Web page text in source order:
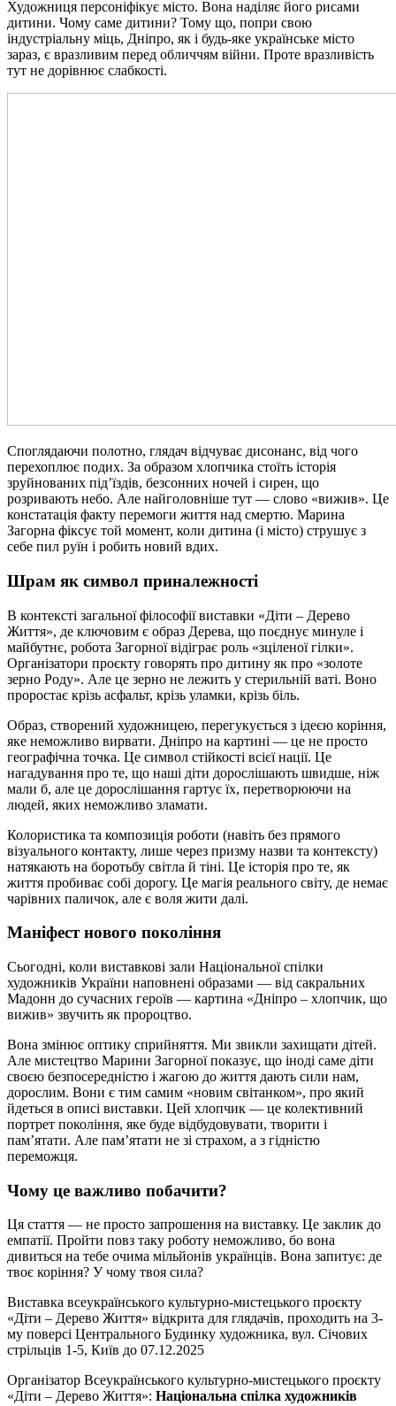
Художниця персоніфікує місто. Вона наділяє його рисами
дитини. Чому саме дитини? Тому що, попри свою
індустріальну міць, Дніпро, як і будь-яке українське місто
зараз, є вразливим перед обличчям війни. Проте вразливість
тут не дорівнює слабкості.
Споглядаючи полотно, глядач відчуває дисонанс, від чого
перехоплює подих. За образом хлопчика стоїть історія
зруйнованих під’їздів, безсонних ночей і сирен, що
розривають небо. Але найголовніше тут — слово «вижив». Це
констатація факту перемоги життя над смертю. Марина
Загорна фіксує той момент, коли дитина (і місто) струшує з
себе пил руїн і робить новий вдих.
Шрам як символ приналежності
В контексті загальної філософії виставки «Діти – Дерево
Життя», де ключовим є образ Дерева, що поєднує минуле і
майбутнє, робота Загорної відіграє роль «зціленої гілки».
Організатори проєкту говорять про дитину як про «золоте
зерно Роду». Але це зерно не лежить у стерильній ваті. Воно
проростає крізь асфальт, крізь уламки, крізь біль.
Образ, створений художницею, перегукується з ідеєю коріння,
яке неможливо вирвати. Дніпро на картині — це не просто
географічна точка. Це символ стійкості всієї нації. Це
нагадування про те, що наші діти дорослішають швидше, ніж
мали б, але це дорослішання гартує їх, перетворюючи на
людей, яких неможливо зламати.
Колористика та композиція роботи (навіть без прямого
візуального контакту, лише через призму назви та контексту)
натякають на боротьбу світла й тіні. Це історія про те, як
життя пробиває собі дорогу. Це магія реального світу, де немає
чарівних паличок, але є воля жити далі.
Маніфест нового покоління
Сьогодні, коли виставкові зали Національної спілки
художників України наповнені образами — від сакральних
Мадонн до сучасних героїв — картина «Дніпро – хлопчик, що
вижив» звучить як пророцтво.
Вона змінює оптику сприйняття. Ми звикли захищати дітей.
Але мистецтво Марини Загорної показує, що іноді саме діти
своєю безпосередністю і жагою до життя дають сили нам,
дорослим. Вони є тим самим «новим світанком», про який
йдеться в описі виставки. Цей хлопчик — це колективний
портрет покоління, яке буде відбудовувати, творити і
пам’ятати. Але пам’ятати не зі страхом, а з гідністю
переможця.
Чому це важливо побачити?
Ця стаття — не просто запрошення на виставку. Це заклик до
емпатії. Пройти повз таку роботу неможливо, бо вона
дивиться на тебе очима мільйонів українців. Вона запитує: де
твоє коріння? У чому твоя сила?
Виставка всеукраїнського культурно-мистецького проєкту
«Діти – Дерево Життя» відкрита для глядачів, проходить на 3-
му поверсі Центрального Будинку художника, вул. Січових
стрільців 1-5, Київ до 07.12.2025
Організатор Всеукраїнського культурно-мистецького проєкту
«Діти – Дерево Життя»: Національна спілка художників